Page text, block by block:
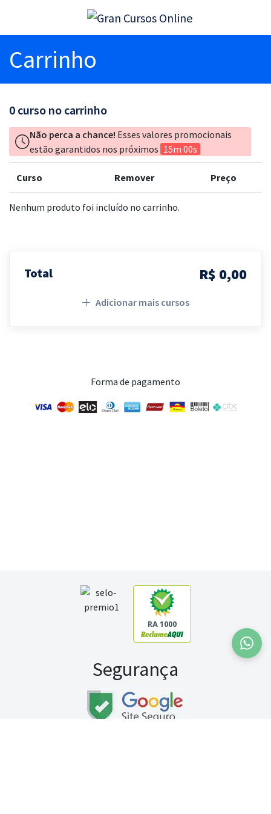
Carrinho
0 curso no carrinho
Não perca a chance! Esses valores promocionais
estão garantidos nos próximos 15m 00s
Curso Remover Preço
Nenhum produto foi incluído no carrinho.
Total R$ 0,00
Adicionar mais cursos
Forma de pagamento
RA 1000
Segurança